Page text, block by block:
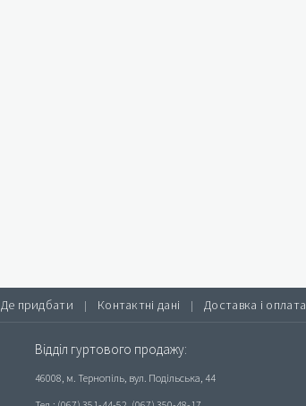
Де придбати | Контактні дані | Доставка і оплата
Відділ гуртового продажу:
46008, м. Тернопіль, вул. Подільська, 44